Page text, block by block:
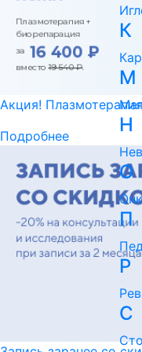
Акция!
Подробнее
К
М
Н
О
П
Р
С